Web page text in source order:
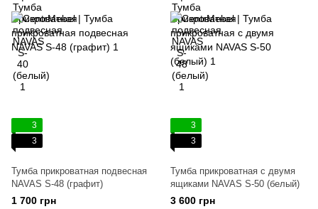
3
3
Тумба прикроватная подвесная
NAVAS S-48 (графит)
1 700 грн
3
3
Тумба прикроватная с двумя
ящиками NAVAS S-50 (белый)
3 600 грн